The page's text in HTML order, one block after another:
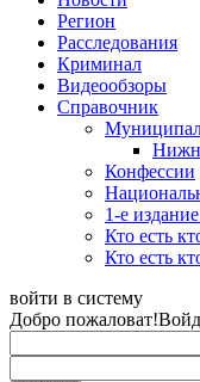
Регион
Расследования
Криминал
Видеообзоры
Справочник
Конфессии
1-е
Кто есть
Кто есть
войти в систему
Добро пожаловат!